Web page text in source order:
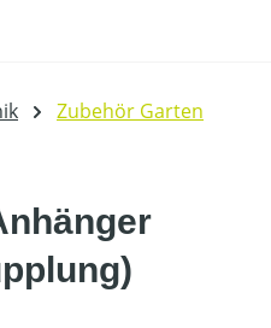
Zubehör Garten